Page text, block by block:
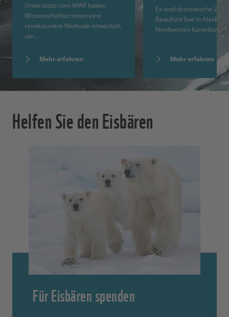
Unterstützt vom WWF haben
Wissenschaftler:innen eine
revolutionäre Methode entwickelt,
um…
Mehr erfahren
Es sind dramatische
Beauford See in Alaska
Nordwesten Kanadas
Mehr erfahren
Helfen Sie den Eisbären
Für Eisbären spenden